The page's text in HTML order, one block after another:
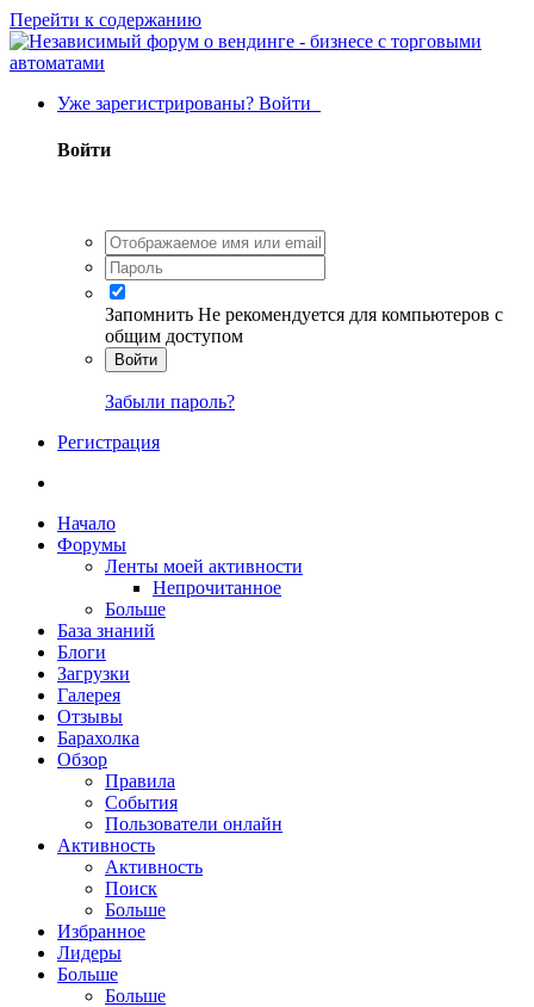
Перейти к содержанию
Уже зарегистрированы? Войти
Войти
Запомнить Не рекомендуется для компьютеров с
общим доступом
Войти
Забыли пароль?
Регистрация
Начало
Форумы
Ленты моей активности
Непрочитанное
Больше
База знаний
Блоги
Загрузки
Галерея
Отзывы
Барахолка
Обзор
Правила
События
Пользователи онлайн
Активность
Активность
Поиск
Больше
Избранное
Лидеры
Больше
Больше